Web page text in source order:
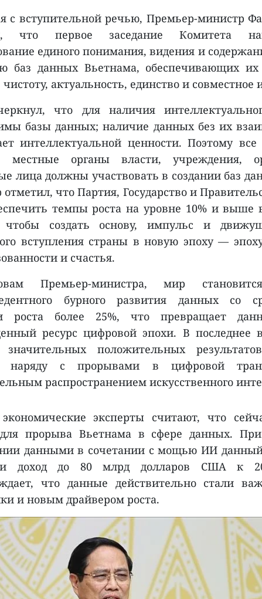
с вступительной речью, Премьер-министр
что первое заседание Комитета
единого понимания, видения и
баз данных Вьетнама, обеспечивающих их
чистоту, актуальность, единство и совместное
что для наличия
базы данных; наличие данных без их
интеллектуальной ценности. Поэтому все
местные органы власти, учреждения,
лица должны участвовать в создании баз
что Партия, Государство и
темпы роста на уровне 10% и выше
чтобы создать основу, импульс и
вступления страны в новую эпоху —
и счастья.
Премьер-министра, мир
бурного развития данных со
роста более 25%, что превращает
ресурс цифровой эпохи. В последнее
значительных положительных
наряду с прорывами в цифровой
распространением искусственного
эксперты считают, что
прорыва Вьетнама в сфере данных.
данными в сочетании с мощью ИИ
доход до 80 млрд долларов США к
что данные действительно стали
и новым драйвером роста.